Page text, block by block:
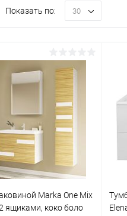
Показать по: 30
Marka One Mix
ящиками, коко боло